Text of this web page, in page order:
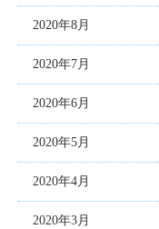
2020年8月
2020年7月
2020年6月
2020年5月
2020年4月
2020年3月